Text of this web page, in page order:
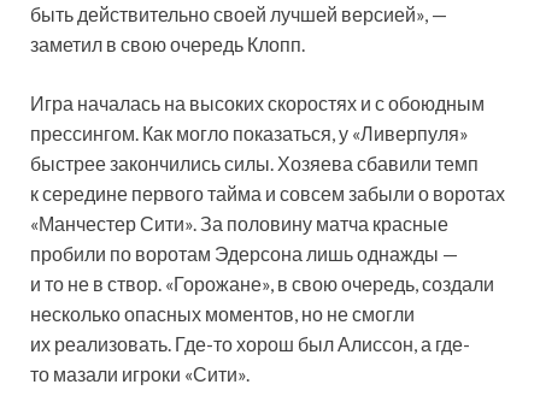
быть действительно своей лучшей версией», —
заметил в свою очередь Клопп.
Игра началась на высоких скоростях и с обоюдным
прессингом. Как могло показаться, у «Ливерпуля»
быстрее закончились силы. Хозяева сбавили темп
к середине первого тайма и совсем забыли о воротах
«Манчестер Сити». За половину матча красные
пробили по воротам Эдерсона лишь однажды —
и то не в створ. «Горожане», в свою очередь, создали
несколько опасных моментов, но не смогли
их реализовать. Где-то хорош был Алиссон, а где-
то мазали игроки «Сити».